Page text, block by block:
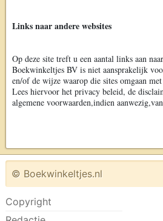
Links naar andere websites
Op deze site treft u een aantal links aan
Boekwinkeltjes BV is niet aansprakelijk
en/of de wijze waarop die sites omgaan
Lees hiervoor het privacy beleid, de
algemene voorwaarden,indien
© Boekwinkeltjes.nl
Copyright